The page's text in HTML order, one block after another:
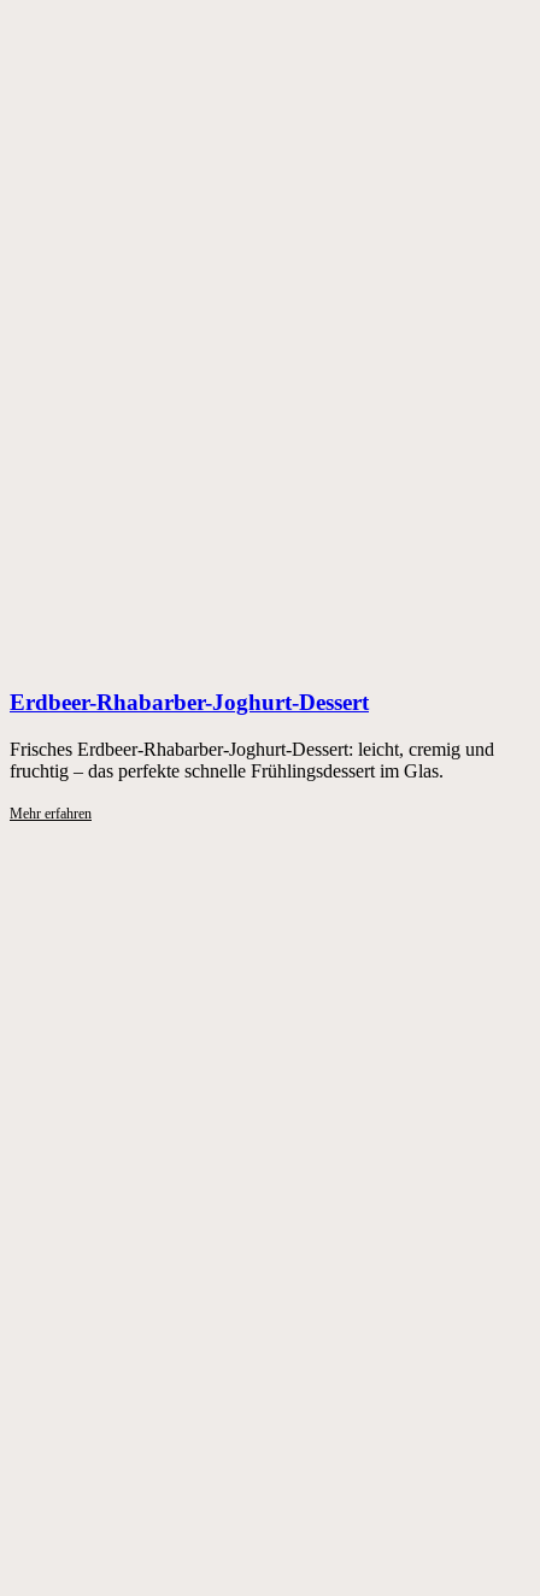
Erdbeer-Rhabarber-Joghurt-Dessert
Frisches Erdbeer-Rhabarber-Joghurt-Dessert: leicht, cremig und
fruchtig – das perfekte schnelle Frühlingsdessert im Glas.
Mehr erfahren